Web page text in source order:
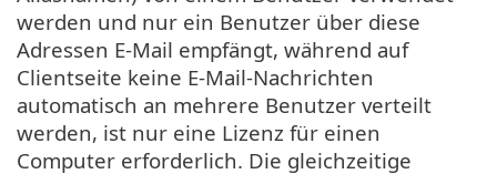
werden und nur ein Benutzer über diese
Adressen E-Mail empfängt, während auf
Clientseite keine E-Mail-Nachrichten
automatisch an mehrere Benutzer verteilt
werden, ist nur eine Lizenz für einen
Computer erforderlich. Die gleichzeitige